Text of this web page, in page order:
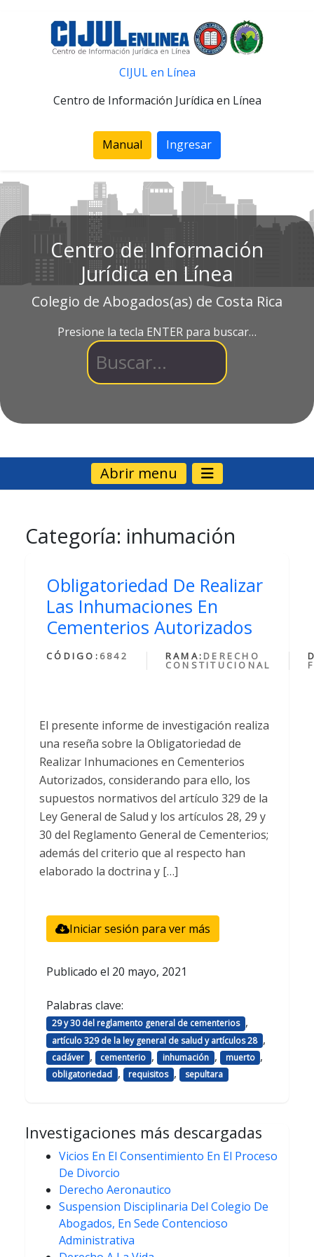
CIJUL en Línea
Centro de Información Jurídica en Línea
Manual Ingresar
Centro de Información
Jurídica en Línea
Colegio de Abogados(as) de Costa Rica
Presione la tecla ENTER para buscar…
Abrir menu
Categoría: inhumación
Obligatoriedad De Realizar
Las Inhumaciones En
Cementerios Autorizados
CÓDIGO: 6842 RAMA: DERECHO
CONSTITUCIONAL
El presente informe de investigación realiza
una reseña sobre la Obligatoriedad de
Realizar Inhumaciones en Cementerios
Autorizados, considerando para ello, los
supuestos normativos del artículo 329 de la
Ley General de Salud y los artículos 28, 29 y
30 del Reglamento General de Cementerios;
además del criterio que al respecto han
elaborado la doctrina y […]
Iniciar sesión para ver más
Publicado el 20 mayo, 2021
Palabras clave:
29 y 30 del reglamento general de cementerios ,
artículo 329 de la ley general de salud y artículos 28 ,
cadáver , cementerio , inhumación , muerto ,
obligatoriedad , requisitos , sepultara
Investigaciones más descargadas
Vicios En El Consentimiento En El Proceso
De Divorcio
Derecho Aeronautico
Suspension Disciplinaria Del Colegio De
Abogados, En Sede Contencioso
Administrativa